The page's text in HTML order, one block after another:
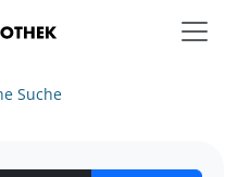
Suche